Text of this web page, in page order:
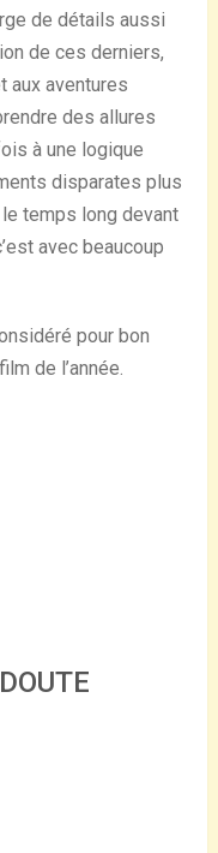
de détails aussi
de ces derniers,
aux aventures
des allures
à une logique
disparates plus
temps long devant
avec beaucoup
pour bon
de l’année.